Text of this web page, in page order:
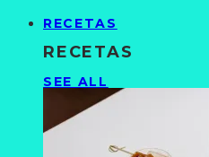
RECETAS
RECETAS
SEE ALL